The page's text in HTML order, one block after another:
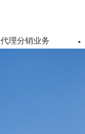
代理分销业务